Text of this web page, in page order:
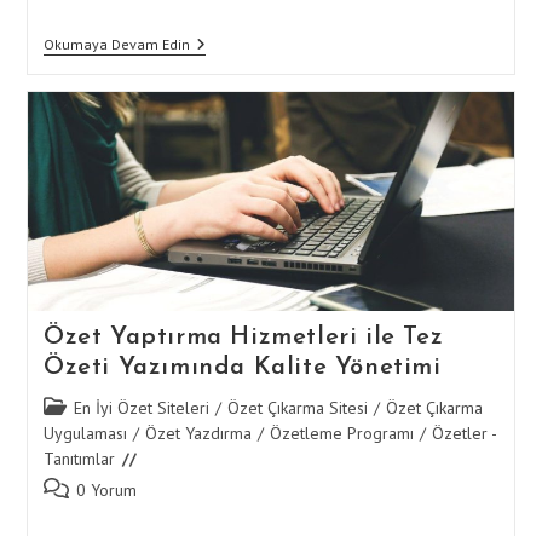
Okumaya Devam EdinTez
Özet
Yaptırma
Hizmetlerinde
İletişim
Stratejileri
Özet Yaptırma Hizmetleri ile Tez
Özeti Yazımında Kalite Yönetimi
Post
category:
En İyi Özet Siteleri / Özet Çıkarma Sitesi / Özet Çıkarma
Uygulaması / Özet Yazdırma / Özetleme Programı / Özetler -
Tanıtımlar
Post 0 Yorum